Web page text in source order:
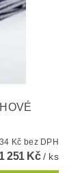
1 034 Kč bez DPH
1 251 Kč/ ks